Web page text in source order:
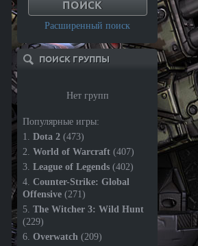
Расширенный поиск
ПОИСК ГРУППЫ
Нет групп
Популярные игры:
1. Dota 2 (473)
2. World of Warcraft (407)
3. League of Legends (402)
4. Counter-Strike: Global
Offensive (271)
5. The Witcher 3: Wild Hunt
(229)
6. Overwatch (209)